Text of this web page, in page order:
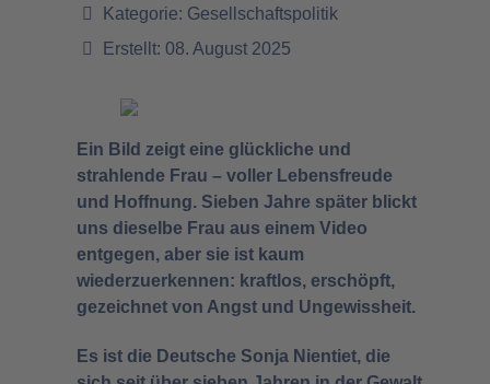
Kategorie: Gesellschaftspolitik
Erstellt: 08. August 2025
Ein Bild zeigt eine glückliche und
strahlende Frau – voller Lebensfreude
und Hoffnung. Sieben Jahre später blickt
uns dieselbe Frau aus einem Video
entgegen, aber sie ist kaum
wiederzuerkennen: kraftlos, erschöpft,
gezeichnet von Angst und Ungewissheit.
Es ist die Deutsche Sonja Nientiet, die